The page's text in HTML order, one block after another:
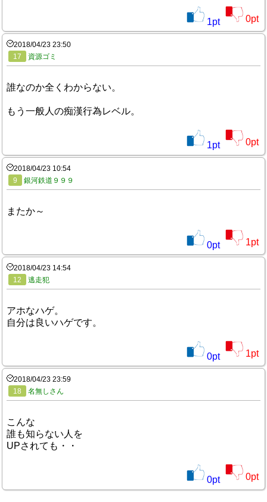
1pt 0pt
2018/04/23 23:50
17
資源ゴミ
誰なのか全くわからない。
もう一般人の痴漢行為レベル。
1pt 0pt
2018/04/23 10:54
9
銀河鉄道９９９
またか～
0pt 1pt
2018/04/23 14:54
12
逃走犯
アホなハゲ。
自分は良いハゲです。
0pt 1pt
2018/04/23 23:59
18
名無しさん
こんな
誰も知らない人を
UPされても・・
0pt 0pt